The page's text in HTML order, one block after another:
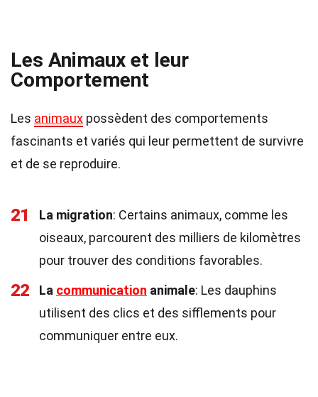
Les Animaux et leur
Comportement
Les animaux possèdent des comportements
fascinants et variés qui leur permettent de survivre
et de se reproduire.
21 La migration: Certains animaux, comme les
oiseaux, parcourent des milliers de kilomètres
pour trouver des conditions favorables.
22 La communication animale: Les dauphins
utilisent des clics et des sifflements pour
communiquer entre eux.